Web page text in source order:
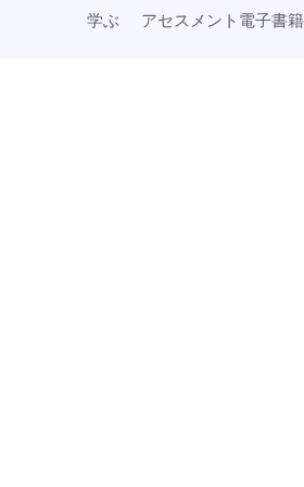
学ぶ アセスメント電子書籍